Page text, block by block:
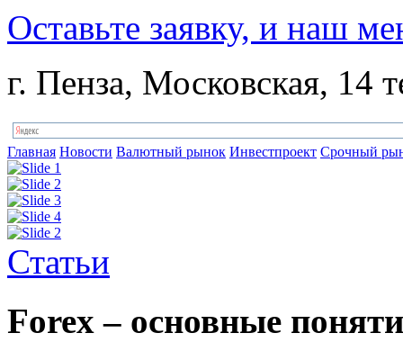
Оставьте заявку, и наш
г. Пенза, Московская, 14
Главная Новости Валютный рынок Инвестпроект Срочный
Статьи
Forex – основные